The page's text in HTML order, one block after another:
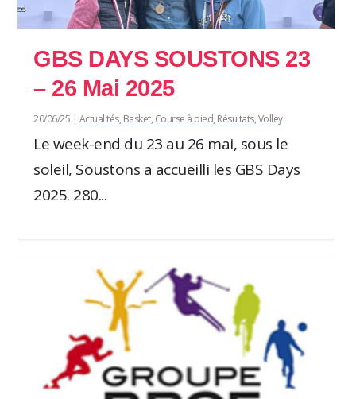
GBS DAYS SOUSTONS 23
– 26 Mai 2025
20/06/25 | Actualités, Basket, Course à pied, Résultats,Volley
Le week-end du 23 au 26 mai, sous le
soleil, Soustons a accueilli les GBS Days
2025. 280...